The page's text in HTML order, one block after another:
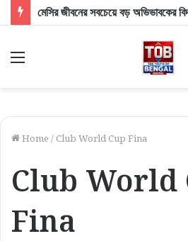
Menu
Home / Club World Cup Fina
Club World
Fina